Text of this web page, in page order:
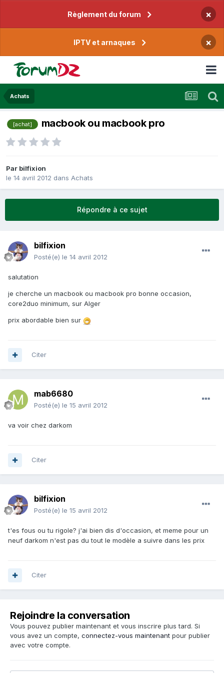
Règlement du forum ×
IPTV et arnaques ×
Achats
[achat] macbook ou macbook pro
Par bilfixion
le 14 avril 2012 dans Achats
Répondre à ce sujet
bilfixion
Posté(e) le 14 avril 2012
salutation
je cherche un macbook ou macbook pro bonne occasion,
core2duo minimum, sur Alger
prix abordable bien sur
Citer
mab6680
Posté(e) le 15 avril 2012
va voir chez darkom
Citer
bilfixion
Posté(e) le 15 avril 2012
t'es fous ou tu rigole? j'ai bien dis d'occasion, et meme pour un
neuf darkom n'est pas du tout le modèle a suivre dans les prix
Citer
Rejoindre la conversation
Vous pouvez publier maintenant et vous inscrire plus tard. Si
vous avez un compte, connectez-vous maintenant pour publier
avec votre compte.